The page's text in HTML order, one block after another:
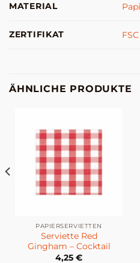
MATERIAL
ZERTIFIKAT
ÄHNLICHE PRODUKTE
PAPIERSERVIETTEN
Serviette Red
Gingham – Cocktail
4,25 €